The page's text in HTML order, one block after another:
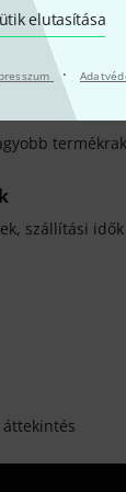
elutasítása
·
Garancia
szállítási idők
áttekintés